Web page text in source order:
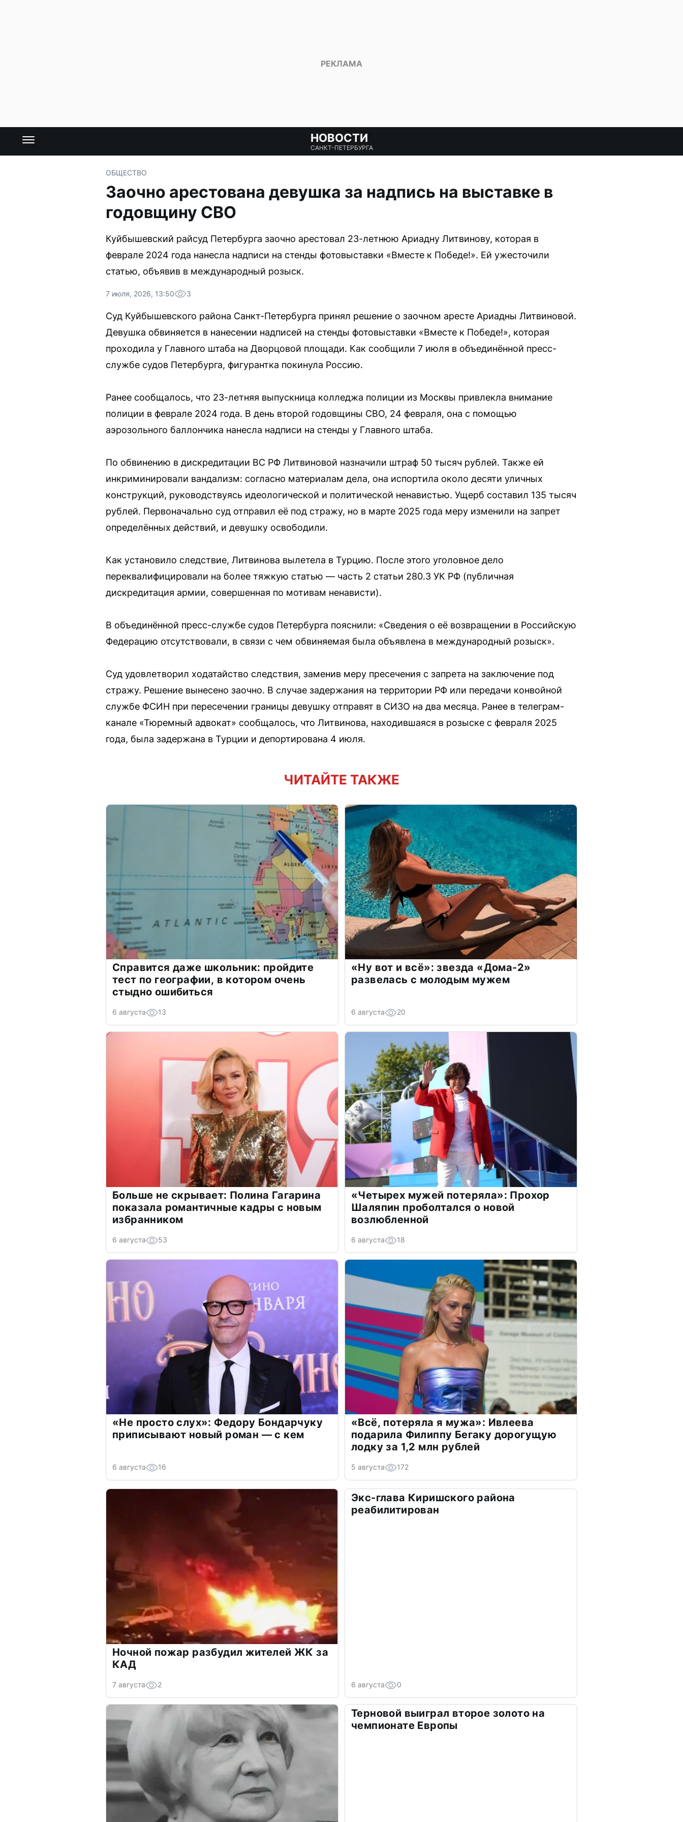
НОВОСТИ
САНКТ-ПЕТЕРБУРГА
ОБЩЕСТВО
Заочно арестована девушка за надпись на выставке в
годовщину СВО
Куйбышевский райсуд Петербурга заочно арестовал 23-летнюю Ариадну Литвинову, которая в
феврале 2024 года нанесла надписи на стенды фотовыставки «Вместе к Победе!». Ей ужесточили
статью, объявив в международный розыск.
7 июля, 2026, 13:50 3
Суд Куйбышевского района Санкт-Петербурга принял решение о заочном аресте Ариадны Литвиновой.
Девушка обвиняется в нанесении надписей на стенды фотовыставки «Вместе к Победе!», которая
проходила у Главного штаба на Дворцовой площади. Как сообщили 7 июля в объединённой пресс-
службе судов Петербурга, фигурантка покинула Россию.
Ранее сообщалось, что 23-летняя выпускница колледжа полиции из Москвы привлекла внимание
полиции в феврале 2024 года. В день второй годовщины СВО, 24 февраля, она с помощью
аэрозольного баллончика нанесла надписи на стенды у Главного штаба.
По обвинению в дискредитации ВС РФ Литвиновой назначили штраф 50 тысяч рублей. Также ей
инкриминировали вандализм: согласно материалам дела, она испортила около десяти уличных
конструкций, руководствуясь идеологической и политической ненавистью. Ущерб составил 135 тысяч
рублей. Первоначально суд отправил её под стражу, но в марте 2025 года меру изменили на запрет
определённых действий, и девушку освободили.
Как установило следствие, Литвинова вылетела в Турцию. После этого уголовное дело
переквалифицировали на более тяжкую статью — часть 2 статьи 280.3 УК РФ (публичная
дискредитация армии, совершенная по мотивам ненависти).
В объединённой пресс-службе судов Петербурга пояснили: «Сведения о её возвращении в Российскую
Федерацию отсутствовали, в связи с чем обвиняемая была объявлена в международный розыск».
Суд удовлетворил ходатайство следствия, заменив меру пресечения с запрета на заключение под
стражу. Решение вынесено заочно. В случае задержания на территории РФ или передачи конвойной
службе ФСИН при пересечении границы девушку отправят в СИЗО на два месяца. Ранее в телеграм-
канале «Тюремный адвокат» сообщалось, что Литвинова, находившаяся в розыске с февраля 2025
года, была задержана в Турции и депортирована 4 июля.
ЧИТАЙТЕ ТАКЖЕ
Справится даже школьник: пройдите
тест по географии, в котором очень
стыдно ошибиться
6 августа 13
«Ну вот и всё»: звезда «Дома-2»
развелась с молодым мужем
6 августа 20
Больше не скрывает: Полина Гагарина
показала романтичные кадры с новым
избранником
6 августа 53
«Четырех мужей потеряла»: Прохор
Шаляпин проболтался о новой
возлюбленной
6 августа 18
«Не просто слух»: Федору Бондарчуку
приписывают новый роман — с кем
6 августа 16
«Всё, потеряла я мужа»: Ивлеева
подарила Филиппу Бегаку дорогущую
лодку за 1,2 млн рублей
5 августа 172
Ночной пожар разбудил жителей ЖК за
КАД
7 августа 2
Экс-глава Киришского района
реабилитирован
6 августа 0
Терновой выиграл второе золото на
чемпионате Европы